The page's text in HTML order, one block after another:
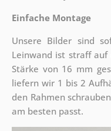
Einfache Montage
Unsere Bilder sind
Leinwand ist straff
Stärke von 16 mm
liefern wir 1 bis 2
den Rahmen
am besten passt.